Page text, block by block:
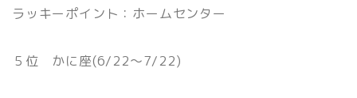
ラッキーポイント：ホームセンター
５位 かに座(6/22〜7/22)